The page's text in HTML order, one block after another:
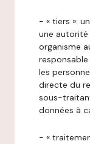
- « tiers »:
une autorité
organisme
les
directe du
sous-
données à
- «